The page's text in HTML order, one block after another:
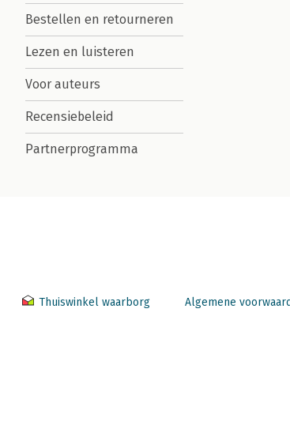
Bestellen en retourneren
Lezen en luisteren
Voor auteurs
Recensiebeleid
Partnerprogramma
Thuiswinkel waarborg Algemene